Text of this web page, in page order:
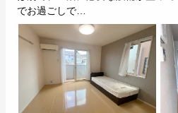
でお過ごしで…